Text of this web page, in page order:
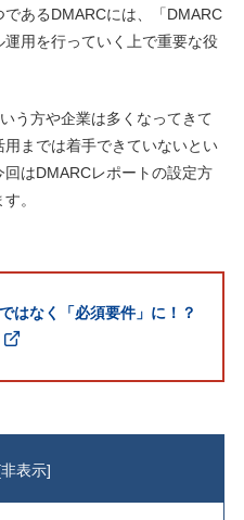
あるDMARCには、「DMARC
用を行っていく上で重要な役
う方や企業は多くなってきて
までは着手できていないとい
はDMARCレポートの設定方
。
はなく「必須要件」に！？
非表示]